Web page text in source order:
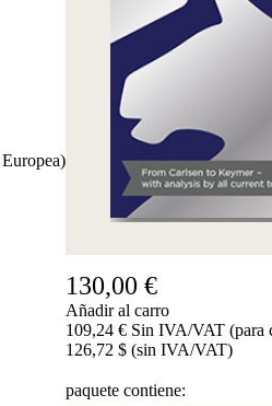
130,00 €
Añadir al carro
109,24 € Sin IVA/VAT (para
126,72 $ (sin IVA/VAT)
paquete contiene: